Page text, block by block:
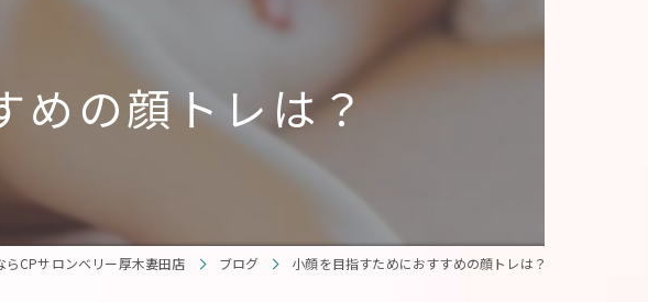
クレンジング
めの顔トレは？
らCPサロンベリー厚木妻田店 ブログ 小顔を目指すためにおすすめの顔トレは？